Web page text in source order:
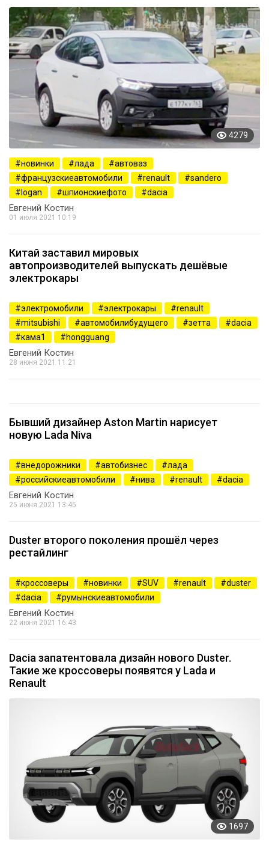
4279
новинки лада
автоваз
французскиеавтомобили
renault
sandero
logan
шпионскиефото dacia
Евгений Костин
01 июля 2021 10:19
Китай заставил мировых
автопроизводителей выпускать дешёвые
электрокары
электромобили электрокары
renault
mitsubishi
автомобилибудущего зетта
dacia
кама1
hongguang
Евгений Костин
28 июня 2021 11:21
Бывший дизайнер Aston Martin нарисует
новую Lada Niva
внедорожники автобизнес
лада
российскиеавтомобили
нива renault dacia
Евгений Костин
25 июня 2021 13:45
Duster второго поколения прошёл через
рестайлинг
кроссоверы новинки SUV renault
duster
dacia
румынскиеавтомобили
Евгений Костин
22 июня 2021 16:43
Dacia запатентовала дизайн нового Duster.
Такие же кроссоверы появятся у Lada и
Renault
1697